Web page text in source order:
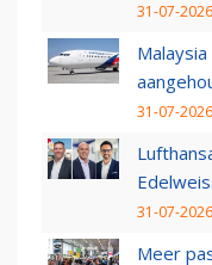
31-07-
31-07-
31-07-
Meer